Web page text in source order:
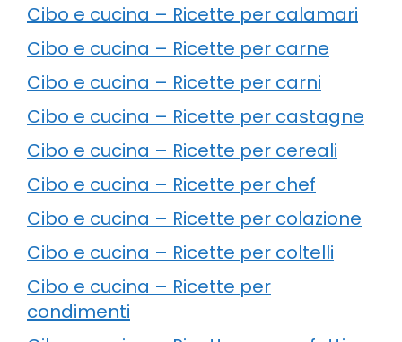
Cibo e cucina – Ricette per calamari
Cibo e cucina – Ricette per carne
Cibo e cucina – Ricette per carni
Cibo e cucina – Ricette per castagne
Cibo e cucina – Ricette per cereali
Cibo e cucina – Ricette per chef
Cibo e cucina – Ricette per colazione
Cibo e cucina – Ricette per coltelli
Cibo e cucina – Ricette per
condimenti